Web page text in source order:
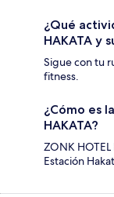
¿Qué
HAKATA y
Sigue con tu
fitness.
¿Cómo es
HAKATA?
ZONK
Estación